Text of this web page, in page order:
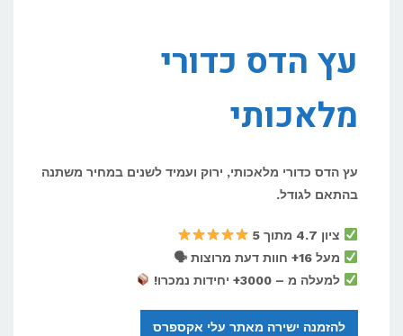
עץ הדס כדורי
מלאכותי
עץ הדס כדורי מלאכותי, ירוק ועמיד לשנים במחיר משתנה
בהתאם לגודל.
ציון 4.7 מתוך 5
מעל 16+ חוות דעת מרוצות 🗣
למעלה מ – 3000+ יחידות נמכרו!
להזמנה ישירה מאתר עלי אקספרס